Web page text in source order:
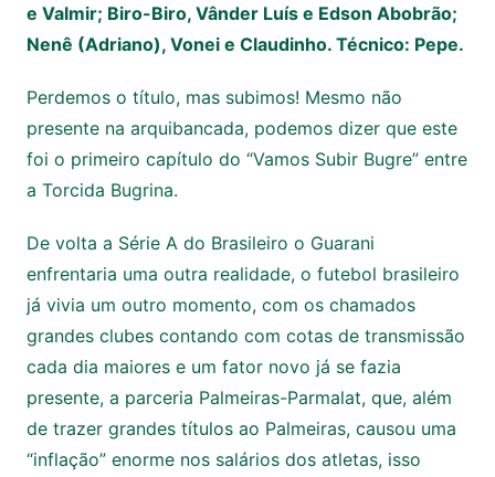
e Valmir; Biro-Biro, Vânder Luís e Edson Abobrão;
Nenê (Adriano), Vonei e Claudinho. Técnico: Pepe.
Perdemos o título, mas subimos! Mesmo não
presente na arquibancada, podemos dizer que este
foi o primeiro capítulo do “Vamos Subir Bugre” entre
a Torcida Bugrina.
De volta a Série A do Brasileiro o Guarani
enfrentaria uma outra realidade, o futebol brasileiro
já vivia um outro momento, com os chamados
grandes clubes contando com cotas de transmissão
cada dia maiores e um fator novo já se fazia
presente, a parceria Palmeiras-Parmalat, que, além
de trazer grandes títulos ao Palmeiras, causou uma
“inflação” enorme nos salários dos atletas, isso